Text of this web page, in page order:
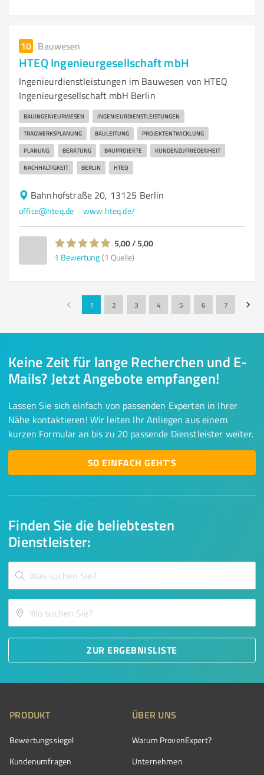
10 Bauwesen
HTEQ Ingenieurgesellschaft mbH
Ingenieurdienstleistungen im Bauwesen von HTEQ
Ingenieurgesellschaft mbH Berlin
BAUINGENIEURWESEN INGENIEURDIENSTLEISTUNGEN
TRAGWERKSPLANUNG BAULEITUNG PROJEKTENTWICKLUNG
PLANUNG BERATUNG BAUPROJEKTE KUNDENZUFRIEDENHEIT
NACHHALTIGKEIT BERLIN HTEQ
Bahnhofstraße 20, 13125 Berlin
office@hteq.de www.hteq.de/
5,00 / 5,00
1 Bewertung (1 Quelle)
1 2 3 4 5 6 7
Finden Sie die beliebtesten
Dienstleister:
ZUR ERGEBNISLISTE
Keine Zeit für lange Recherchen und E-
Mails? Jetzt Angebote empfangen!
Lassen Sie sich einfach von passenden Experten in Ihrer
Nähe kontaktieren! Wir leiten Ihr Anliegen aus einem
kurzen Formular an bis zu 20 passende Dienstleister weiter.
SO EINFACH GEHT'S
PRODUKT
Bewertungssiegel
Kundenumfragen
ÜBER UNS
Warum ProvenExpert?
Unternehmen